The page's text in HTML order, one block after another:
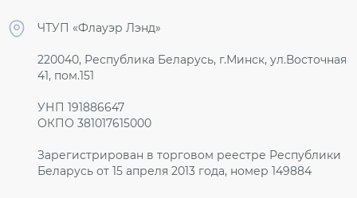
ЧТУП «Флауэр Лэнд»
220040, Республика Беларусь, г.Минск, ул.Восточная
41, пом.151
УНП 191886647
ОКПО 381017615000
Зарегистрирован в торговом реестре Республики
Беларусь от 15 апреля 2013 года, номер 149884